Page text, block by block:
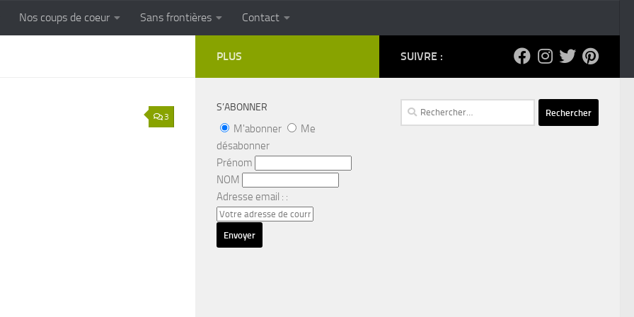
Cuisine populaire des terroirs
Nos coups de coeur Sans frontières Contact
3
SUIVRE :
Rechercher :
PLUS
S’ABONNER
M'abonner
Me
désabonner
Prénom
NOM
Adresse email : :